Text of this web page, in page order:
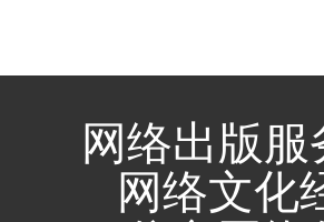
网络出版
网络文化